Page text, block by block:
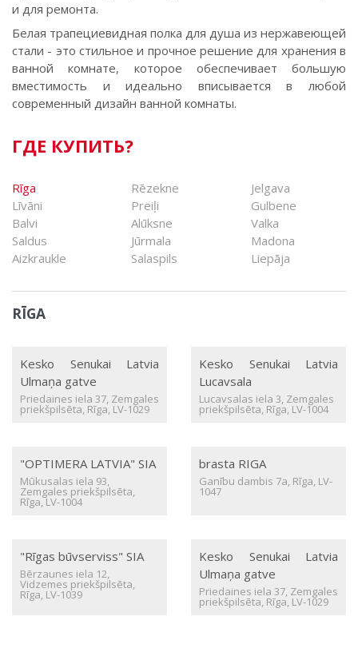
и для ремонта.
Белая трапециевидная полка для душа из нержавеющей
стали - это стильное и прочное решение для хранения в
ванной комнате, которое обеспечивает большую
вместимость и идеально вписывается в любой
современный дизайн ванной комнаты.
ГДЕ КУПИТЬ?
Rīga Rēzekne
Jelgava
Līvāni
Preiļi
Gulbene
Balvi
Alūksne
Valka
Saldus
Jūrmala
Madona
Aizkraukle
Salaspils Liepāja
RĪGA
Kesko Senukai Latvia
Ulmaņa gatve
Priedaines iela 37, Zemgales
priekšpilsēta, Rīga, LV-1029
Kesko Senukai Latvia
Lucavsala
Lucavsalas iela 3, Zemgales
priekšpilsēta, Rīga, LV-1004
"OPTIMERA LATVIA" SIA
Mūkusalas iela 93,
Zemgales priekšpilsēta,
Rīga, LV-1004
brasta RIGA
Ganību dambis 7a, Rīga, LV-
1047
"Rīgas būvserviss" SIA
Bērzaunes iela 12,
Vidzemes priekšpilsēta,
Rīga, LV-1039
Kesko Senukai Latvia
Ulmaņa gatve
Priedaines iela 37, Zemgales
priekšpilsēta, Rīga, LV-1029